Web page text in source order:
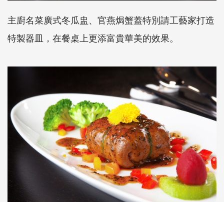
主廚名菜廣式冬瓜盅、官燕焗蟹蓋特別請工藝家打造
特製器皿，在餐桌上更添富貴華美的效果。